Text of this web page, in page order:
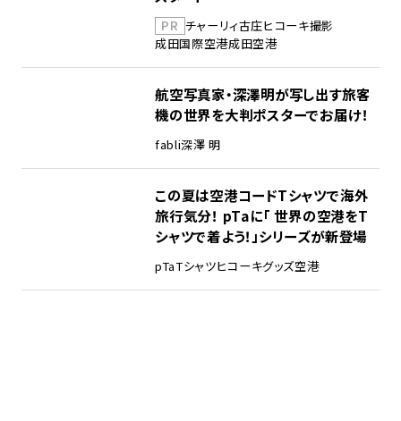
PR チャーリィ古庄ヒコーキ撮影
成田国際空港成田空港
航空写真家・深澤明が写し出す旅客
機の世界を大判ポスターでお届け！
fabli深澤 明
この夏は空港コードTシャツで海外
旅行気分！ pTaに「 世界の空港をT
シャツで着よう！」シリーズが新登場
pTaTシャツヒコーキグッズ空港